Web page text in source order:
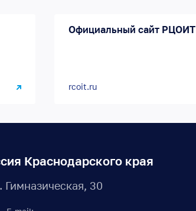
Официальный сайт РЦОИТ
rcoit.ru
Краснодарского края
Гимназическая, 30